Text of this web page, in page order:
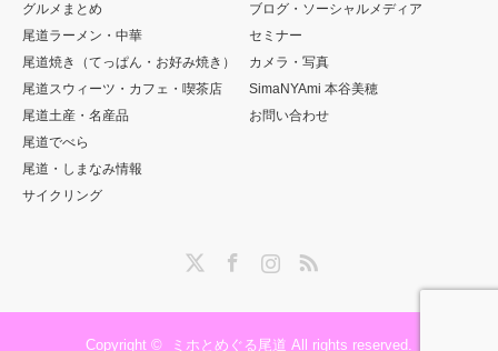
グルメまとめ
尾道ラーメン・中華
尾道焼き（てっぱん・お好み焼き）
尾道スウィーツ・カフェ・喫茶店
尾道土産・名産品
尾道でべら
尾道・しまなみ情報
サイクリング
ブログ・ソーシャルメディア
セミナー
カメラ・写真
SimaNYAmi 本谷美穂
お問い合わせ
InstagramRSS
Copyright © ミホとめぐる尾道 All rights reserved.